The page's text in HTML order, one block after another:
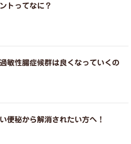
トってなに？
敏性腸症候群は良くなっていくの
便秘から解消されたい方へ！